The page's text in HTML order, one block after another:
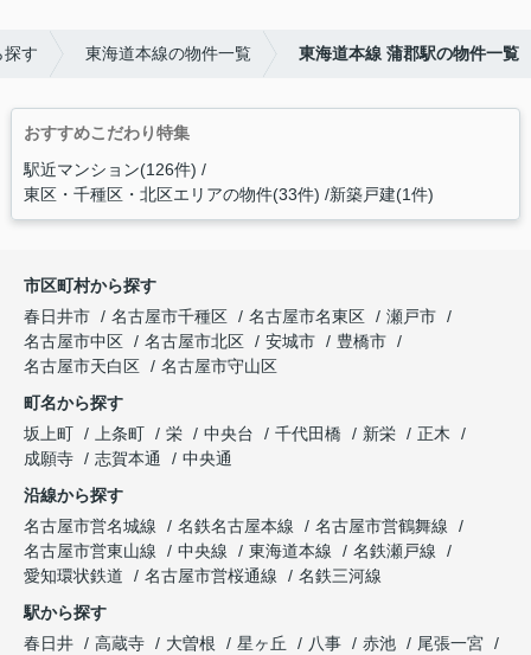
探す 東海道本線の物件一覧 東海道本線 蒲郡駅の物件一覧
おすすめこだわり特集
駅近マンション(126件)
東区・千種区・北区エリアの物件(33件) 新築戸建(1件)
市区町村から探す
春日井市
名古屋市千種区 名古屋市名東区
瀬戸市
名古屋市中区
名古屋市北区 安城市
豊橋市
名古屋市天白区
名古屋市守山区
町名から探す
坂上町
上条町 栄 中央台 千代田橋 新栄
正木
成願寺
志賀本通
中央通
沿線から探す
名古屋市営名城線
名鉄名古屋本線
名古屋市営鶴舞線
名古屋市営東山線
中央線 東海道本線
名鉄瀬戸線
愛知環状鉄道
名古屋市営桜通線
名鉄三河線
駅から探す
春日井
高蔵寺 大曽根 星ヶ丘 八事 赤池
尾張一宮